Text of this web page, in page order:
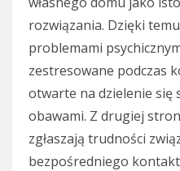
rozwiązania. Dzięki
problemami
zestresowane podczas
otwarte na dzielenie się
obawami. Z drugiej
zgłaszają trudności
bezpośredniego